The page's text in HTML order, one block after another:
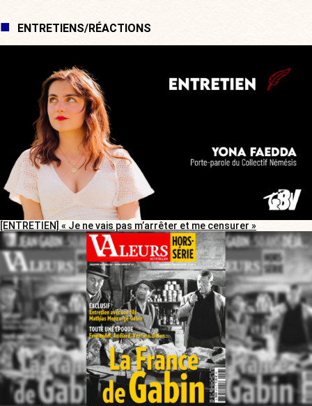
ENTRETIENS/RÉACTIONS
[ENTRETIEN] « Je ne vais pas m’arrêter et me censurer »